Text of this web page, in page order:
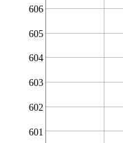
601
602
603
604
605
606